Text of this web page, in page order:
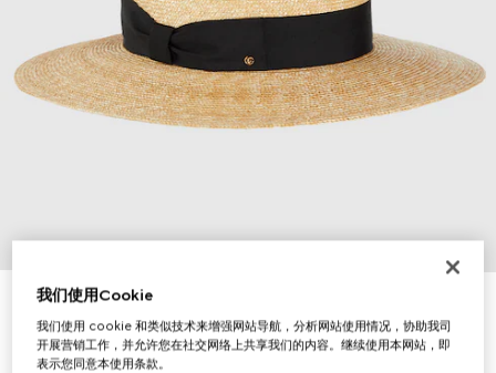
饰罗缎细节草编帽
£435
我们使用Cookie
我们使用 cookie 和类似技术来增强网站导航，分析网站使用情况，协助我司
开展营销工作，并允许您在社交网络上共享我们的内容。继续使用本网站，即
表示您同意本使用条款。